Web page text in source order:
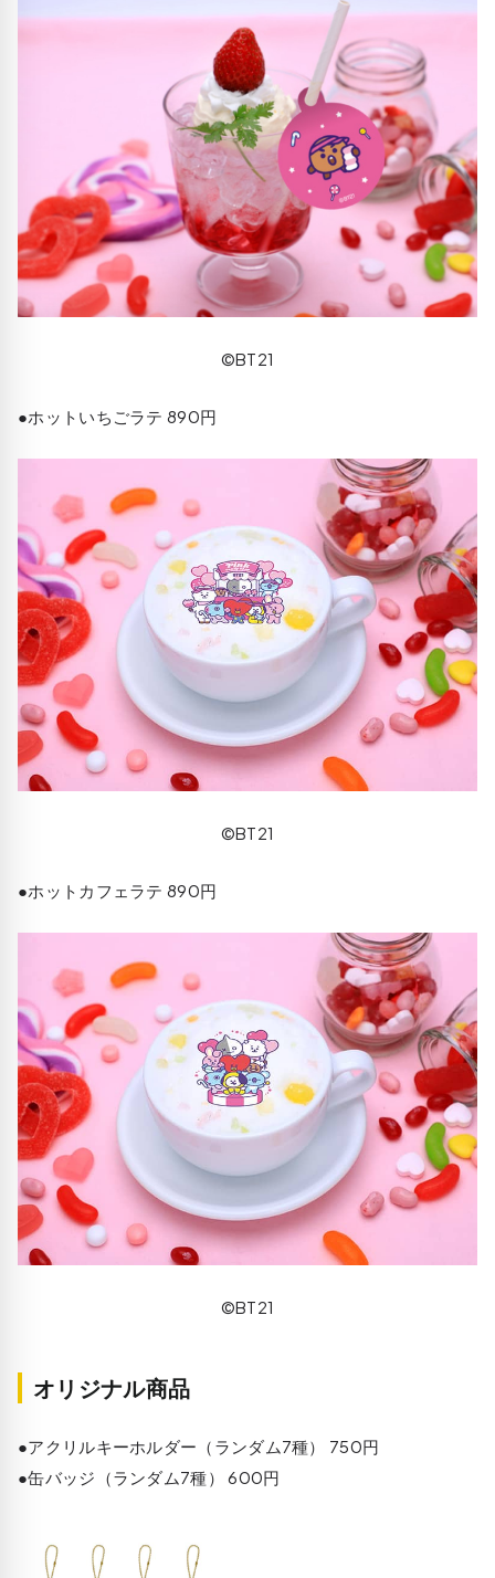
©BT21
●ホットいちごラテ 890円
©BT21
●ホットカフェラテ 890円
©BT21
オリジナル商品
●アクリルキーホルダー（ランダム7種） 750円
●缶バッジ（ランダム7種） 600円